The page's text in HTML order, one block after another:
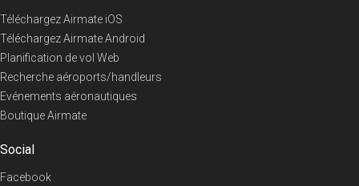
Téléchargez Airmate iOS
Téléchargez Airmate Android
Planification de vol Web
Recherche aéroports/handleurs
Evénements aéronautiques
Boutique Airmate
Social
Facebook